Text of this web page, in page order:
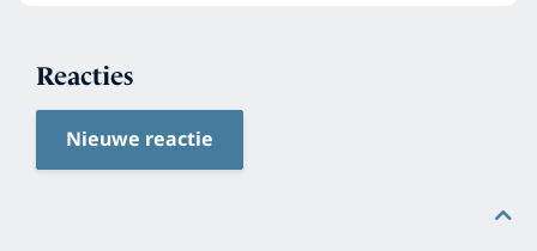
Reacties
Nieuwe reactie